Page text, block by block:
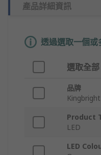
產品詳細資訊
透過選取一個或
選取全部
品牌
Kingbright
Product
LED
LED